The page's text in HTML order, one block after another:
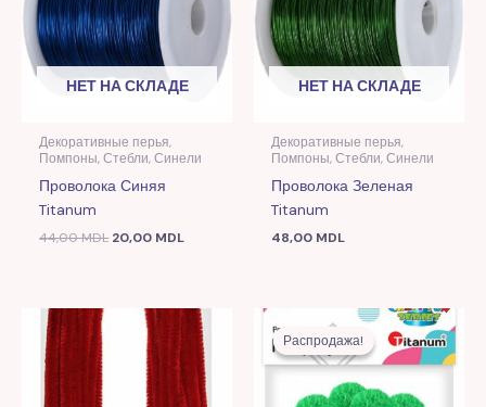
НЕТ НА СКЛАДЕ
Декоративные перья,
Помпоны, Стебли, Синели
Проволока Синяя
Titanum
44,00MDL 20,00 MDL
НЕТ НА СКЛАДЕ
Декоративные перья,
Помпоны, Стебли, Синели
Проволока Зеленая
Titanum
48,00 MDL
Распродажа!
Распродажа!
Первоначальная
цена
составляла
18,00 MDL.
Текущая
цена:
11,00 MDL.